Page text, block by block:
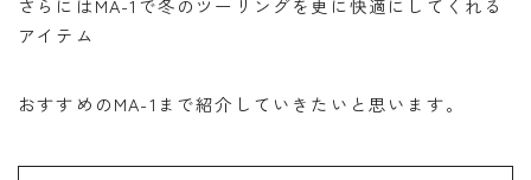
リアボックス
楽天マガジン 知多半島 車中泊 高速道路
さらにはMA-1で冬のツーリングを更に快適にしてくれる
アイテム
おすすめのMA-1まで紹介していきたいと思います。